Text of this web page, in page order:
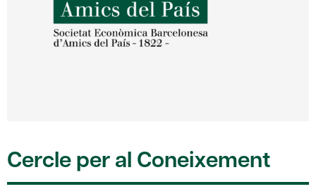
Cercle per al Coneixement